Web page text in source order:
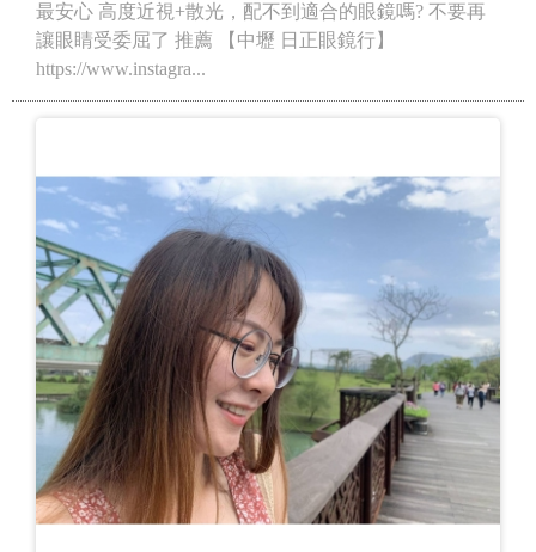
最安心 高度近視+散光，配不到適合的眼鏡嗎? 不要再
讓眼睛受委屈了 推薦 【中壢 日正眼鏡行】
https://www.instagra...